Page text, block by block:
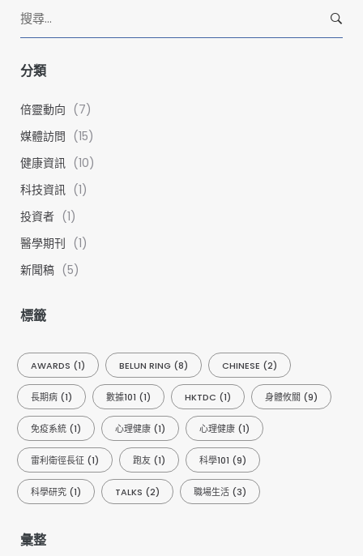
S
e
r
h
o
r
:
分類
倍靈動向 (7)
媒體訪問 (15)
健康資訊 (10)
科技資訊 (1)
投資者 (1)
醫學期刊 (1)
新聞稿 (5)
標籤
AWARDS (1) BELUN RING (8) CHINESE (2)
長期病 (1) 數據101 (1) HKTDC (1) 身體攸關 (9)
免疫系統 (1) 心理健康 (1) 心理健康 (1)
雷利衛徑長征 (1) 跑友 (1) 科學101 (9)
科學研究 (1) TALKS (2) 職場生活 (3)
彙整